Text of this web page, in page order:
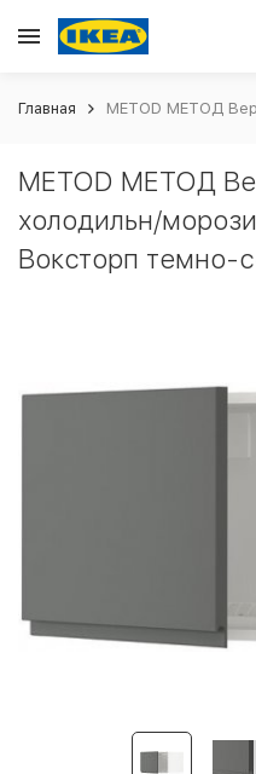
Главная METOD МЕТОД
METOD МЕТОД
холодильн/
Воксторп темно-